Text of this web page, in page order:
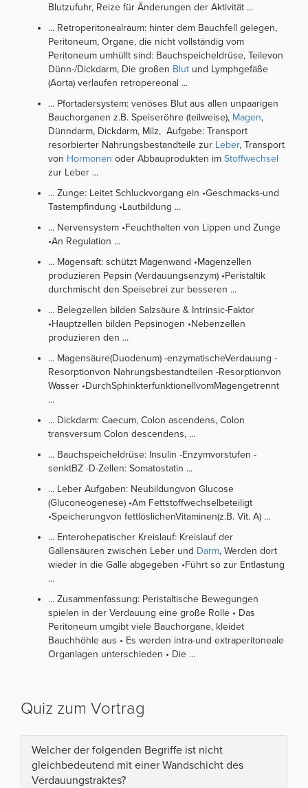
Blutzufuhr, Reize für Änderungen der Aktivität ...
... Retroperitonealraum: hinter dem Bauchfell gelegen,
Peritoneum, Organe, die nicht vollständig vom
Peritoneum umhüllt sind: Bauchspeicheldrüse, Teilevon
Dünn-/Dickdarm, Die großen Blut und Lymphgefäße
(Aorta) verlaufen retropereonal ...
... Pfortadersystem: venöses Blut aus allen unpaarigen
Bauchorganen z.B. Speiseröhre (teilweise), Magen,
Dünndarm, Dickdarm, Milz, Aufgabe: Transport
resorbierter Nahrungsbestandteile zur Leber, Transport
von Hormonen oder Abbauprodukten im Stoffwechsel
zur Leber ...
... Zunge: Leitet Schluckvorgang ein •Geschmacks-und
Tastempfindung •Lautbildung ...
... Nervensystem •Feuchthalten von Lippen und Zunge
•An Regulation ...
... Magensaft: schützt Magenwand •Magenzellen
produzieren Pepsin (Verdauungsenzym) •Peristaltik
durchmischt den Speisebrei zur besseren ...
... Belegzellen bilden Salzsäure & Intrinsic-Faktor
•Hauptzellen bilden Pepsinogen •Nebenzellen
produzieren den ...
... Magensäure(Duodenum) -enzymatischeVerdauung -
Resorptionvon Nahrungsbestandteilen -Resorptionvon
Wasser •DurchSphinkterfunktionellvomMagengetrennt
...
... Dickdarm: Caecum, Colon ascendens, Colon
transversum Colon descendens, ...
... Bauchspeicheldrüse: Insulin -Enzymvorstufen -
senktBZ -D-Zellen: Somatostatin ...
... Leber Aufgaben: Neubildungvon Glucose
(Gluconeogenese) •Am Fettstoffwechselbeteiligt
•Speicherungvon fettlöslichenVitaminen(z.B. Vit. A) ...
... Enterohepatischer Kreislauf: Kreislauf der
Gallensäuren zwischen Leber und Darm, Werden dort
wieder in die Galle abgegeben •Führt so zur Entlastung
...
... Zusammenfassung: Peristaltische Bewegungen
spielen in der Verdauung eine große Rolle • Das
Peritoneum umgibt viele Bauchorgane, kleidet
Bauchhöhle aus • Es werden intra-und extraperitoneale
Organlagen unterschieden • Die ...
Quiz zum Vortrag
Welcher der folgenden Begriffe ist nicht
gleichbedeutend mit einer Wandschicht des
Verdauungstraktes?